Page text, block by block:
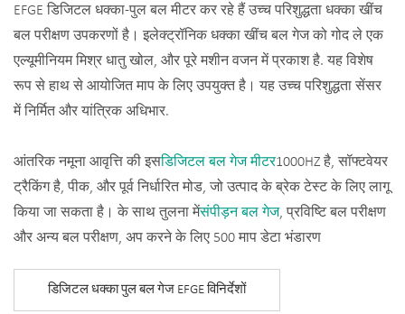
EFGE डिजिटल धक्का-पुल बल मीटर कर रहे हैं उच्च परिशुद्धता धक्का खींच
बल परीक्षण उपकरणों है। इलेक्ट्रॉनिक धक्का खींच बल गेज को गोद ले एक
एल्यूमीनियम मिश्र धातु खोल, और पूरे मशीन वजन में प्रकाश है. यह विशेष
रूप से हाथ से आयोजित माप के लिए उपयुक्त है। यह उच्च परिशुद्धता सेंसर
में निर्मित और यांत्रिक अधिभार.
आंतरिक नमूना आवृत्ति की इसडिजिटल बल गेज मीटर1000HZ है, सॉफ्टवेयर
ट्रैकिंग है, पीक, और पूर्व निर्धारित मोड, जो उत्पाद के ब्रेक टेस्ट के लिए लागू
किया जा सकता है। के साथ तुलना मेंसंपीड़न बल गेज, प्रविष्टि बल परीक्षण
और अन्य बल परीक्षण, अप करने के लिए 500 माप डेटा भंडारण
डिजिटल धक्का पुल बल गेज EFGE विनिर्देशों